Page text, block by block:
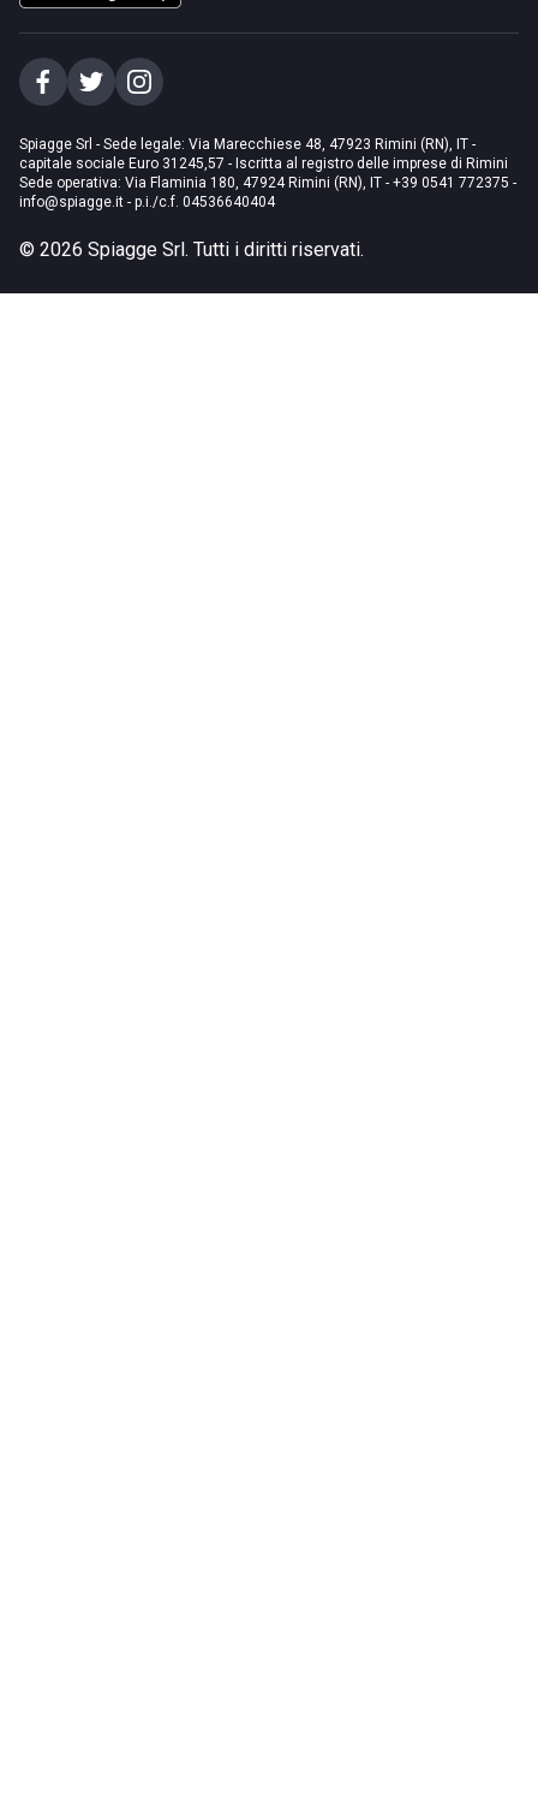
Spiagge Srl - Sede legale: Via Marecchiese 48, 47923 Rimini (RN), IT -
capitale sociale Euro 31245,57 - Iscritta al registro delle imprese di Rimini
Sede operativa: Via Flaminia 180, 47924 Rimini (RN), IT - +39 0541 772375 -
info@spiagge.it - p.i./c.f. 04536640404
© 2026 Spiagge Srl. Tutti i diritti riservati.